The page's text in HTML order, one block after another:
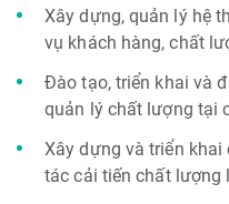
Xây dựng, quản lý hệ
vụ khách hàng, chất
Đào tạo, triển khai và
quản lý chất lượng tại
Xây dựng và triển
tác cải tiến chất lượng